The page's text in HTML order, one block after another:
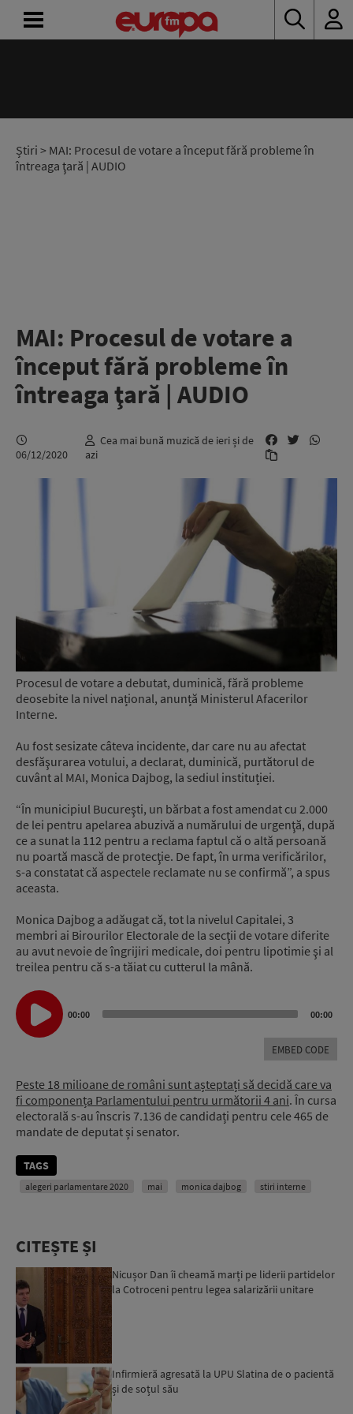
Știri > MAI: Procesul de votare a început fără probleme în
întreaga ţară | AUDIO
MAI: Procesul de votare a
început fără probleme în
întreaga ţară | AUDIO
06/12/2020
Cea mai bună muzică de ieri și de
azi
Procesul de votare a debutat, duminică, fără probleme
deosebite la nivel național, anunță Ministerul Afacerilor
Interne.
Au fost sesizate câteva incidente, dar care nu au afectat
desfăşurarea votului, a declarat, duminică, purtătorul de
cuvânt al MAI, Monica Dajbog, la sediul instituției.
“În municipiul Bucureşti, un bărbat a fost amendat cu 2.000
de lei pentru apelarea abuzivă a numărului de urgenţă, după
ce a sunat la 112 pentru a reclama faptul că o altă persoană
nu poartă mască de protecţie. De fapt, în urma verificărilor,
s-a constatat că aspectele reclamate nu se confirmă”, a spus
aceasta.
Monica Dajbog a adăugat că, tot la nivelul Capitalei, 3
membri ai Birourilor Electorale de la secţii de votare diferite
au avut nevoie de îngrijiri medicale, doi pentru lipotimie şi al
treilea pentru că s-a tăiat cu cutterul la mână.
Audio
Player
00:00 00:00
EMBED CODE
Peste 18 milioane de români sunt așteptați să decidă care va
fi componența Parlamentului pentru următorii 4 ani. În cursa
electorală s-au înscris 7.136 de candidați pentru cele 465 de
mandate de deputat și senator.
TAGS
alegeri parlamentare 2020 mai monica dajbog stiri interne
CITEȘTE ȘI
Nicușor Dan îi cheamă marți pe liderii partidelor
la Cotroceni pentru legea salarizării unitare
Infirmieră agresată la UPU Slatina de o pacientă
și de soțul său
RADIO